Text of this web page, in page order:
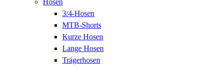
3/4-Hosen
MTB-Shorts
Kurze Hosen
Lange Hosen
Trägerhosen